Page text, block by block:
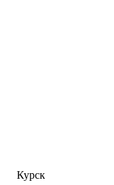
Курск